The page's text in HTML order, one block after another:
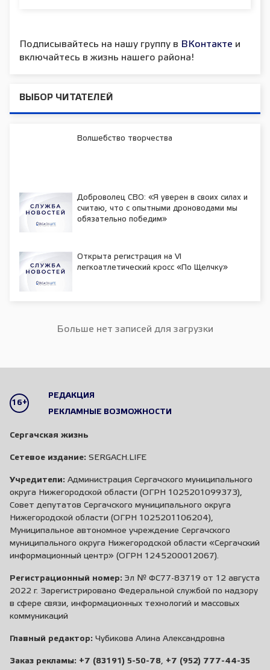
Подписывайтесь на нашу группу в ВКонтакте и
включайтесь в жизнь нашего района!
ВЫБОР ЧИТАТЕЛЕЙ
Волшебство творчества
Доброволец СВО: «Я уверен в своих силах и
считаю, что с опытными дроноводами мы
обязательно победим»
Открыта регистрация на VI
легкоатлетический кросс «По Щелчку»
Больше нет записей для загрузки
16+
РЕДАКЦИЯ
РЕКЛАМНЫЕ ВОЗМОЖНОСТИ
Сергачская жизнь
Сетевое издание: SERGACH.LIFE
Учредители: Администрация Сергачского муниципального
округа Нижегородской области (ОГРН 1025201099373),
Совет депутатов Сергачского муниципального округа
Нижегородской области (ОГРН 1025201106204),
Муниципальное автономное учреждение Сергачского
муниципального округа Нижегородской области «Сергачский
информационный центр» (ОГРН 1245200012067).
Регистрационный номер: Эл № ФС77-83719 от 12 августа
2022 г. Зарегистрировано Федеральной службой по надзору
в сфере связи, информационных технологий и массовых
коммуникаций
Главный редактор: Чубикова Алина Александровна
Заказ рекламы: +7 (83191) 5-50-78, +7 (952) 777-44-35